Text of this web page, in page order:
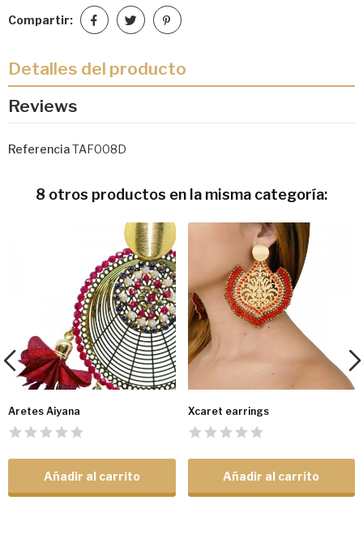
Compartir:
Detalles del producto
Reviews
ReferenciaTAF008D
8 otros productos en la misma categoría:
Aretes Aiyana
Añadir al carrito
Xcaret earrings
Añadir al carrito